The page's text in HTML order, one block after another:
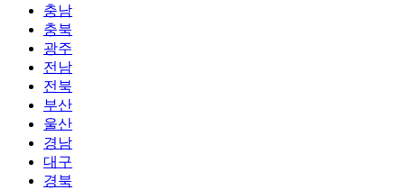
충남
충북
광주
전남
전북
부산
울산
경남
대구
경북